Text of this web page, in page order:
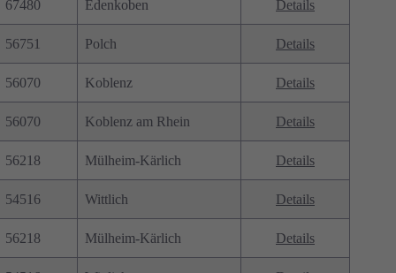
67480 Edenkoben Details
56751 Polch Details
56070 Koblenz Details
56070 Koblenz am Rhein Details
56218 Mülheim-Kärlich Details
54516 Wittlich Details
56218 Mülheim-Kärlich Details